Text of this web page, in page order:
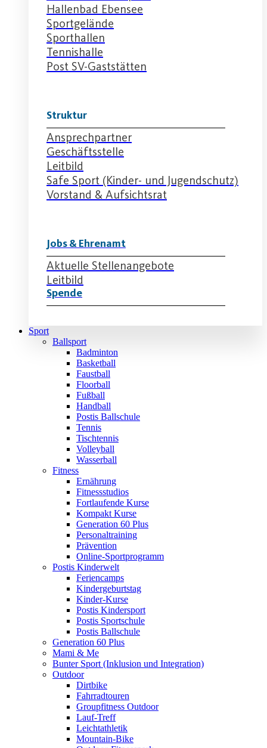
Hallenbad Ebensee
Sportgelände
Sporthallen
Tennishalle
Post SV-Gaststätten
Struktur
Ansprechpartner
Geschäftsstelle
Leitbild
Safe Sport (Kinder- und Jugendschutz)
Vorstand & Aufsichtsrat
Jobs & Ehrenamt
Aktuelle Stellenangebote
Leitbild
Spende
Sport
Ballsport
Badminton
Basketball
Faustball
Floorball
Fußball
Handball
Postis Ballschule
Tennis
Tischtennis
Volleyball
Wasserball
Fitness
Ernährung
Fitnessstudios
Fortlaufende Kurse
Kompakt Kurse
Generation 60 Plus
Personaltraining
Prävention
Online-Sportprogramm
Postis Kinderwelt
Feriencamps
Kindergeburtstag
Kinder-Kurse
Postis Kindersport
Postis Sportschule
Postis Ballschule
Generation 60 Plus
Mami & Me
Bunter Sport (Inklusion und Integration)
Outdoor
Dirtbike
Fahrradtouren
Groupfitness Outdoor
Lauf-Treff
Leichtathletik
Mountain-Bike